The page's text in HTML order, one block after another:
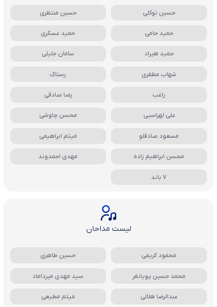
حسین توکلی حسین منتظری
حمید حامی حمید عسکری
حمید هیراد سامان جلیلی
شهاب مظفری رستاک
راغب رضا صادقی
علی لهراسبی محسن چاوشی
مسعود صادقلو میثم ابراهیمی
محسن ابراهیم زاده مهدی احمدوند
7 باند
لیست مداحان
محمود کریمی حسین طاهری
محمد حسین پویانفر سید مهدی میرداماد
عبدالرضا هلالی میثم مطیعی